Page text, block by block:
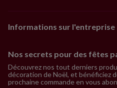
Informations sur l'entreprise
Nos secrets pour des fêtes
Découvrez nos tout derniers
décoration de Noël, et bénéficiez
prochaine commande en vous